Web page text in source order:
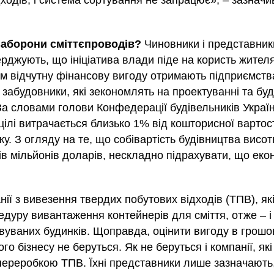
сміттєпроводів? Чиновники і
що ініціатива влади піде на користь
відчутну фінансову вигоду отримають
які зекономлять на проектуванні та
словами голови Конфедерації будівельників
витрачається близько 1% від кошторисної
З огляду на те, що собівартість будівництва
мільйонів доларів, нескладно підрахувати, що
з вивезення твердих побутових відходів (ТПВ),
вивантаження контейнерів для сміття, отже – і
будинків. Щоправда, оцінити вигоду в
бізнесу не беруться. Як не беруться і компанії,
ТПВ. Їхні представники лише
виявили низку порушень природоохоронного
області здійснила планову перевірку ТОВ «Злато Олія» у
області перевірила ТОВ «Злато Олія» у Нововолинську.
вимог законодавства у сфері охорони навколишнього
використання, відтворення і охорони природних ресурсів. Про
інспекції Волинської області.
у злитті небезпечних відходів у річку
10 лютого разом з екоактивістами провели акцію протесту
інспекції у Львівській області. Від екоінспекції активісти
забруднення довкілля.
межі сіл Кінбурнської коси. Які зауваження